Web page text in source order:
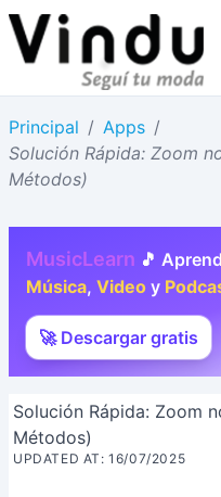
Principal / Apps /
Solución Rápida: Zoom
Métodos)
MusicLearn 🎵
Música, Video y
🚀 Descargar gratis
Solución Rápida: Zoom
Métodos)
UPDATED AT: 16/07/2025